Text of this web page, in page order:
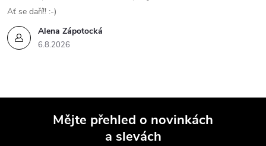
Alena Zápotocká
6.8.2026
Ať se daří!! :-)
Mějte přehled o novinkách
a slevách